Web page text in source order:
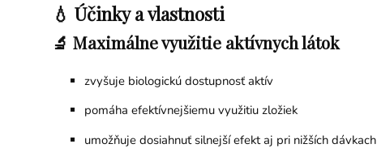
💧 Účinky a vlastnosti
🔬 Maximálne využitie aktívnych látok
zvyšuje biologickú dostupnosť aktív
pomáha efektívnejšiemu využitiu zložiek
umožňuje dosiahnuť silnejší efekt aj pri nižších dávkach